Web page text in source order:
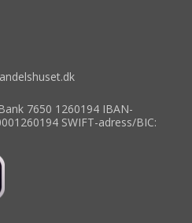
7650 1260194 IBAN-
SWIFT-adress/BIC: